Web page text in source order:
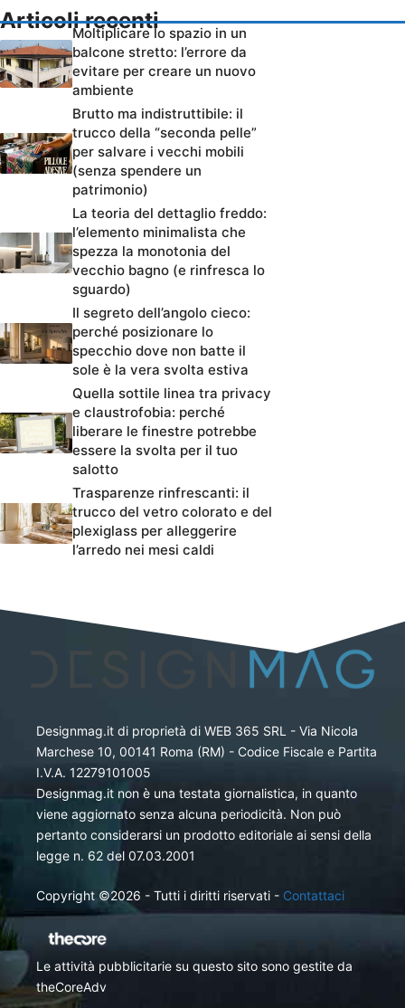
Articoli recenti
Moltiplicare lo spazio in un
balcone stretto: l’errore da
evitare per creare un nuovo
ambiente
Brutto ma indistruttibile: il
trucco della “seconda pelle”
per salvare i vecchi mobili
(senza spendere un
patrimonio)
La teoria del dettaglio freddo:
l’elemento minimalista che
spezza la monotonia del
vecchio bagno (e rinfresca lo
sguardo)
Il segreto dell’angolo cieco:
perché posizionare lo
specchio dove non batte il
sole è la vera svolta estiva
Quella sottile linea tra privacy
e claustrofobia: perché
liberare le finestre potrebbe
essere la svolta per il tuo
salotto
Trasparenze rinfrescanti: il
trucco del vetro colorato e del
plexiglass per alleggerire
l’arredo nei mesi caldi
Designmag.it di proprietà di WEB 365 SRL - Via Nicola
Marchese 10, 00141 Roma (RM) - Codice Fiscale e Partita
I.V.A. 12279101005
Designmag.it non è una testata giornalistica, in quanto
viene aggiornato senza alcuna periodicità. Non può
pertanto considerarsi un prodotto editoriale ai sensi della
legge n. 62 del 07.03.2001
Copyright ©2026 - Tutti i diritti riservati - Contattaci
Le attività pubblicitarie su questo sito sono gestite da
theCoreAdv